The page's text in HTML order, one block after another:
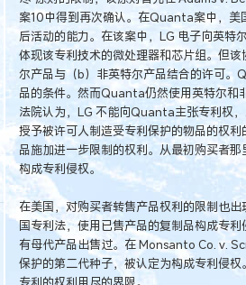
案10中得到再次确认。在Quanta案中，美
后活动的能力。在该案中，LG 电子向英特
体现该专利技术的微处理器和芯片组。但
尔产品与（b）非英特尔产品结合的许可
品的条件。然而Quanta仍然使用英特尔和
法院认为，LG 不能向Quanta主张专利权
授予被许可人制造受专利保护的物品的权
品施加进一步限制的权利。从最初购买者
构成专利侵权。
在美国，对购买者转售产品权利的限制也
国专利法，使用已售产品的复制品构成专
有母代产品出售过。在 Monsanto Co. v.
保护的第二代种子，被认定为构成专利侵